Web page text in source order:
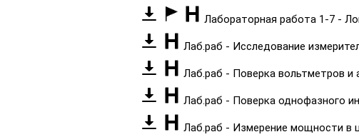
Лабораторная работа 1-7 -
Лаб.раб - Исследование
Лаб.раб - Поверка вольтметров и
Лаб.раб - Поверка однофазного
Лаб.раб - Измерение мощности в